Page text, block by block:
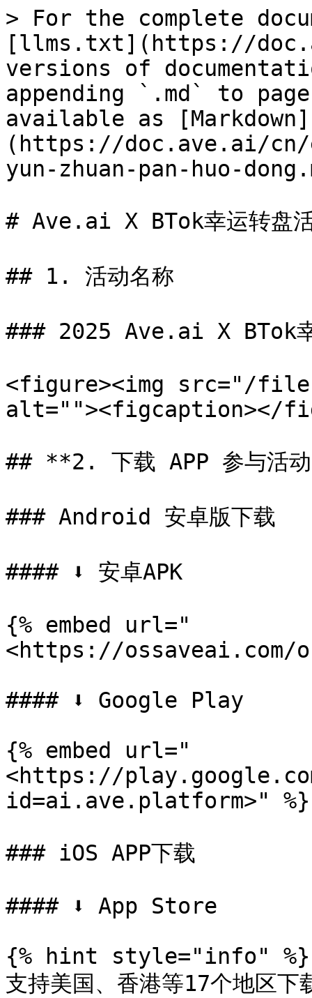
> For the complete
[llms.txt](https://
versions of
appending `.md` to
available as [Markdown]
(https://doc.ave.ai/cn/
yun-zhuan-pan-huo-
# Ave.ai X BTok幸运转盘
## 1. 活动名称
### 2025 Ave.ai X BTok幸
<figure><img src="/
alt=""><figcaption></
## **2. 下载 APP 参与活
### Android 安卓版下载
#### ⬇️ 安卓APK
{% embed url="
<https://ossaveai.com/
#### ⬇️ Google Play
{% embed url="
<https://
id=ai.ave.platform>" %}
### iOS APP下载
#### ⬇️ App Store
{% hint style="info" %}
支持美国、香港等17个地区下